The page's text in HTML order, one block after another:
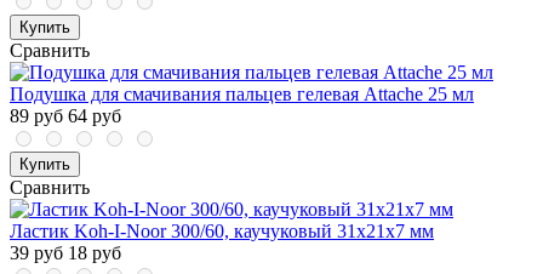
Купить
Сравнить
Подушка для смачивания пальцев гелевая Attache 25 мл
89 руб 64 руб
Купить
Сравнить
Ластик Koh-I-Noor 300/60, каучуковый 31x21x7 мм
39 руб 18 руб